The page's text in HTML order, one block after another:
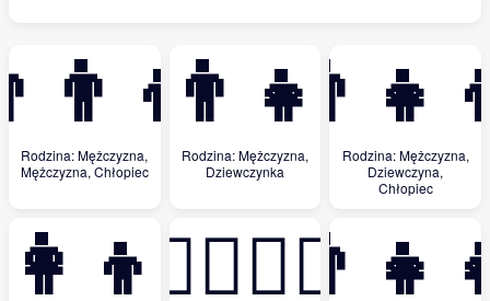
Rodzina: Mężczyzna,
Mężczyzna, Chłopiec
👨‍👧
Rodzina: Mężczyzna,
Dziewczynka
Rodzina: Mężczyzna,
Dziewczyna,
Chłopiec
👩‍❤️‍💋‍👨